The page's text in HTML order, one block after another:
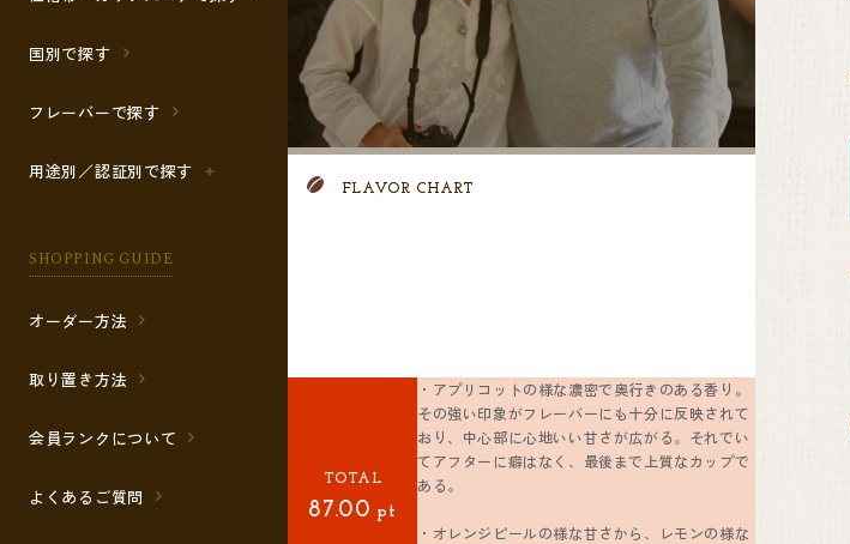
国別で探す
フレーバーで探す
用途別／認証別で探す
SHOPPING GUIDE
オーダー方法
取り置き方法
会員ランクについて
よくあるご質問
FLAVOR CHART
TOTAL
87.00 pt
・アプリコットの様な濃密で奥行きのある香り。
その強い印象がフレーバーにも十分に反映されて
おり、中心部に心地いい甘さが広がる。それでい
てアフターに癖はなく、最後まで上質なカップで
ある。
・オレンジピールの様な甘さから、レモンの様な